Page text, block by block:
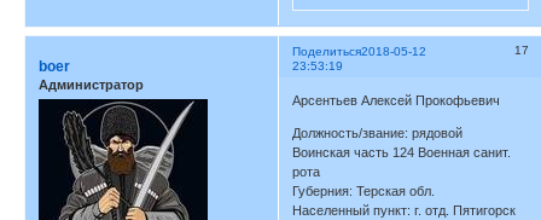
Поделиться 17
2018-05-12
23:53:19
boer
Администратор
Арсентьев Алексей Прокофьевич
Должность/звание: рядовой
Воинская часть 124 Военная санит.
рота
Губерния: Терская обл.
Населенный пункт: г. отд. Пятигорск